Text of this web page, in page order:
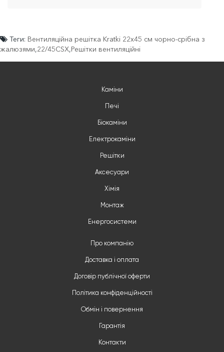
Теги: Вентиляційна решітка Kratki 22х45 см чорно-срібна з
жалюзями,22/45CSX,Решітки вентиляційні
Каміни
Печі
Біокаміни
Електрокаміни
Решітки
Аксесуари
Хімія
Монтаж
Енергосистеми
Про компанію
Доставка і оплата
Договір публічної оферти
Політика конфіденційності
Обмін і повернення
Гарантія
Контакти